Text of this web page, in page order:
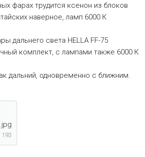
фарах трудится ксенон из блоков
наверное, ламп 6000 К
дальнего света HELLA FF-75
комплект, с лампами также 6000 К
дальний, одновременно с ближним.